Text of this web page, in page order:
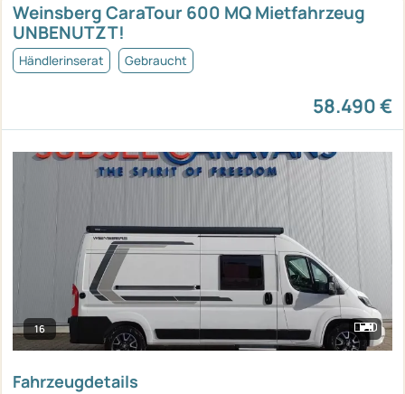
Weinsberg CaraTour 600 MQ Mietfahrzeug
UNBENUTZT!
Händlerinserat Gebraucht
58.490 €
16
Fahrzeugdetails